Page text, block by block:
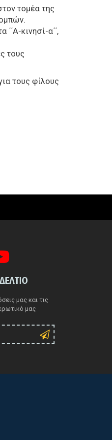
τομέα της
κινησί-α΄΄,
τους
τους φίλους
μας και τις
μας